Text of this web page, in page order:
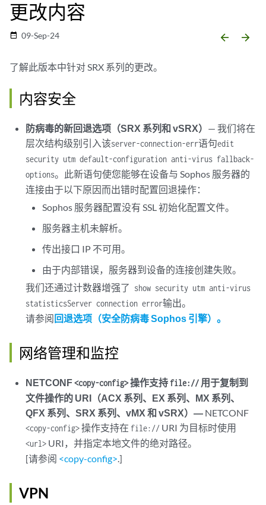
更改内容
date_range 09-Sep-24 arrow_backward arrow_forward
了解此版本中针对 SRX 系列的更改。
内容安全
防病毒的新回退选项（SRX 系列和 vSRX） — 我们将在
层次结构级别引入该server-connection-err语句edit
security utm default-configuration anti-virus fallback-
options。此新语句使您能够在设备与 Sophos 服务器的
连接由于以下原因而出错时配置回退操作：
Sophos 服务器配置没有 SSL 初始化配置文件。
服务器主机未解析。
传出接口 IP 不可用。
由于内部错误，服务器到设备的连接创建失败。
我们还通过计数器增强了 show security utm anti-virus
statisticsServer connection error输出。
请参阅回退选项（安全防病毒 Sophos 引擎）。
网络管理和监控
NETCONF<copy-config>操作支持 file:// 用于复制到
文件操作的 URI（ACX 系列、EX 系列、MX 系列、
QFX 系列、SRX 系列、vMX 和 vSRX）— NETCONF
<copy-config>操作支持在 file:// URI 为目标时使用
<url> URI，并指定本地文件的绝对路径。
[请参阅 <copy-config>.]
VPN